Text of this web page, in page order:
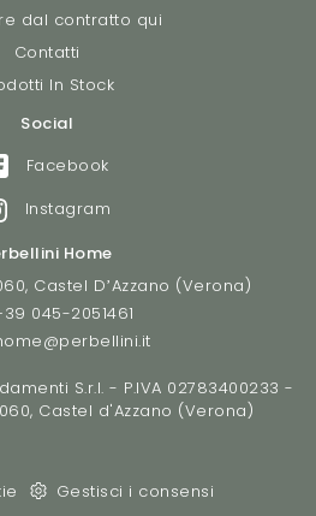
dal contratto qui
Contatti
In Stock
Social
Facebook
Instagram
Home
Castel D’Azzano (Verona)
045-2051461
S.r.l. - P.IVA 02783400233 -
Castel d'Azzano (Verona)
Gestisci i consensi